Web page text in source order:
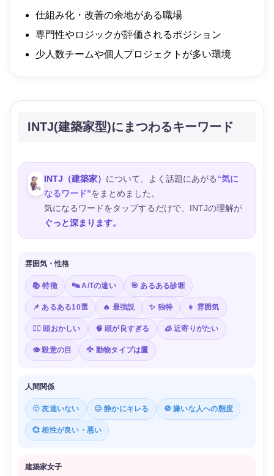
仕組み化・改善の余地がある職場
専門性やロジックが評価されるポジション
少人数チームや個人プロジェクトが多い環境
INTJ(建築家型)にまつわるキーワード
INTJ（建築家） について、よく話題にあがる“気に
なるワード”をまとめました。
気になるワードをタップするだけで、INTJの理解が
ぐっと深まります。
雰囲気・性格
📚 特徴 🔤 A/Tの違い 🎯 あるある診断
📌 あるある10選 🔥 最強説 ✨ 独特 👦 雰囲気
😵‍💫 頭おかしい 🧠 頭が良すぎる 🧊 近寄りがたい
👁️ 殺意の目 🦅 動物タイプは鷹
人間関係
🫥 友達いない 😐 静かにキレる 🚫 嫌いな人への態度
💞 相性が良い・悪い
建築家女子